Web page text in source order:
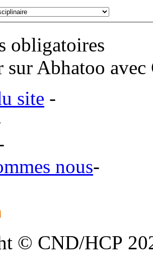
obligatoires
sur Abhatoo
site -
nous-
© CND/HCP